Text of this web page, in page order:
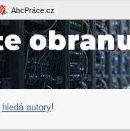
AbcPráce.cz
hledá autory!